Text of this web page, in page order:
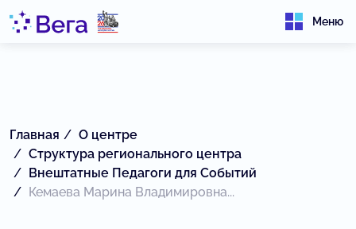
Меню
Главная
О центре
Структура регионального центра
Внештатные Педагоги для Событий
Кемаева Марина Владимировна...